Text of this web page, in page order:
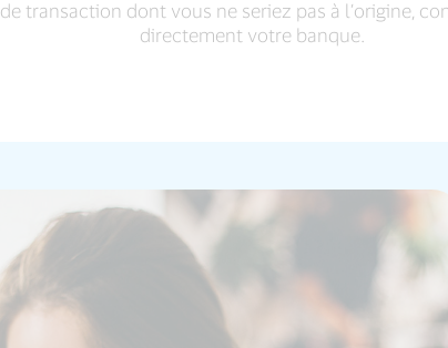
de transaction dont vous ne seriez pas à l’origine,
directement votre banque.